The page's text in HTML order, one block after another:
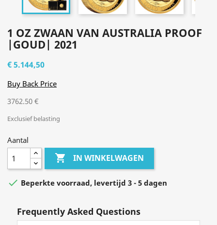
1 OZ ZWAAN VAN AUSTRALIA PROOF
|GOUD| 2021
€ 5.144,50
Buy Back Price
3762.50 €
Exclusief belasting
Aantal
 IN WINKELWAGEN
 Beperkte voorraad, levertijd 3 - 5 dagen
Frequently Asked Questions